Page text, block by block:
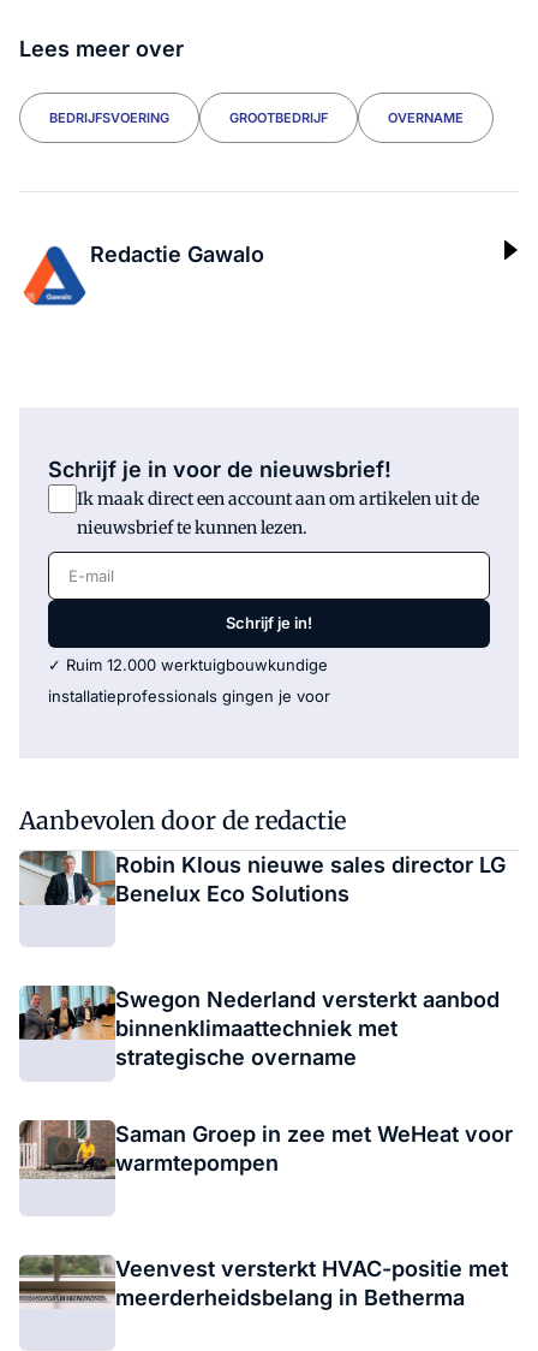
Lees meer over
BEDRIJFSVOERING GROOTBEDRIJF OVERNAME
Redactie Gawalo
Schrijf je in voor de nieuwsbrief!
Ik maak direct een account aan om artikelen uit de
nieuwsbrief te kunnen lezen.
E-mail
Schrijf je in!
✓ Ruim 12.000 werktuigbouwkundige
installatieprofessionals gingen je voor
Aanbevolen door de redactie
Robin Klous nieuwe sales director LG
Benelux Eco Solutions
Swegon Nederland versterkt aanbod
binnenklimaattechniek met
strategische overname
Saman Groep in zee met WeHeat voor
warmtepompen
Veenvest versterkt HVAC-positie met
meerderheidsbelang in Betherma